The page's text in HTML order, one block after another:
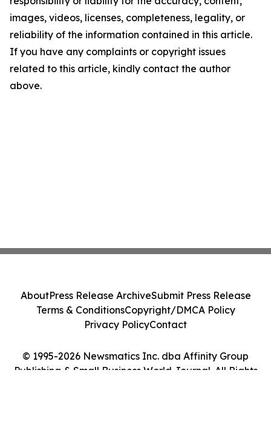
images, videos, licenses, completeness, legality, or
reliability of the information contained in this article.
If you have any complaints or copyright issues
related to this article, kindly contact the author
above.
© 1995-2026 Newsmatics Inc. dba Affinity Group
Publishing & Small Business World Journal. All Rights
AboutPress Release ArchiveSubmit Press Release
Terms & ConditionsCopyright/DMCA Policy
Privacy PolicyContact